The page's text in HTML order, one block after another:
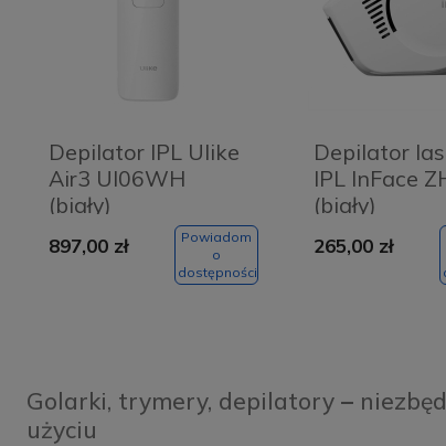
Depilator IPL Ulike
Air3 UI06WH
(biały)
897,00 zł
Powiadom
o
dostępności
Depilator
IPL InFace
(biały)
265,00 zł
Golarki, trymery, depilatory –
użyciu